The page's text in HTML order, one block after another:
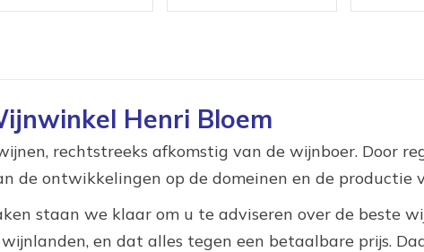
Henri Bloem
rechtstreeks afkomstig van de wijnboer. Door
de ontwikkelingen op de domeinen en de productie
staan we klaar om u te adviseren over de beste
en dat alles tegen een betaalbare prijs.